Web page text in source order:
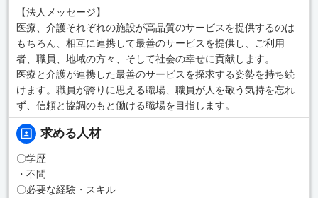
【法人メッセージ】
医療、介護それぞれの施設が高品質のサービスを提供するのは
もちろん、相互に連携して最善のサービスを提供し、ご利用
者、職員、地域の方々、そして社会の幸せに貢献します。
医療と介護が連携した最善のサービスを探求する姿勢を持ち続
けます。職員が誇りに思える職場、職員が人を敬う気持を忘れ
ず、信頼と協調のもと働ける職場を目指します。
求める人材
〇学歴
・不問
〇必要な経験・スキル